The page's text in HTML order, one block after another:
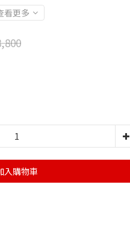
看更多
入購物車